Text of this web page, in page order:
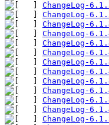
ChangeLog-
ChangeLog-
ChangeLog-
ChangeLog-
ChangeLog-
ChangeLog-
ChangeLog-
ChangeLog-
ChangeLog-
ChangeLog-
ChangeLog-
ChangeLog-
ChangeLog-